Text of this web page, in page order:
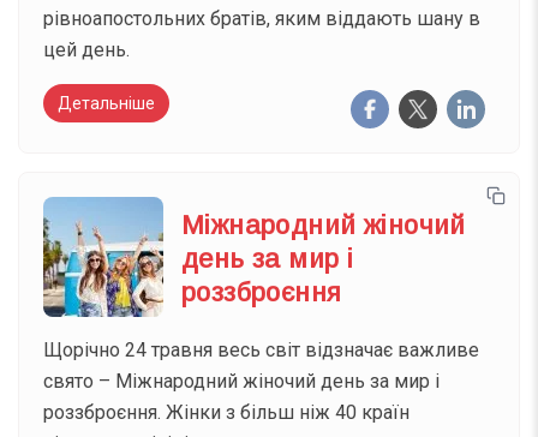
рівноапостольних братів, яким віддають шану в
цей день.
Детальніше
Міжнародний жіночий
день за мир і
роззброєння
Щорічно 24 травня весь світ відзначає важливе
свято – Міжнародний жіночий день за мир і
роззброєння. Жінки з більш ніж 40 країн